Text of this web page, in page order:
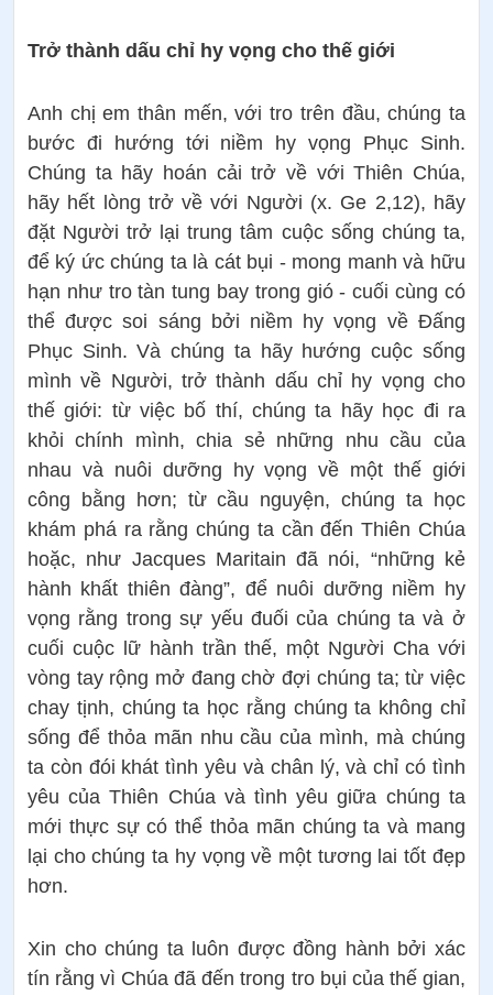
Trở thành dấu chỉ hy vọng cho thế giới
Anh chị em thân mến, với tro trên đầu, chúng ta
bước đi hướng tới niềm hy vọng Phục Sinh.
Chúng ta hãy hoán cải trở về với Thiên Chúa,
hãy hết lòng trở về với Người (x. Ge 2,12), hãy
đặt Người trở lại trung tâm cuộc sống chúng ta,
để ký ức chúng ta là cát bụi - mong manh và hữu
hạn như tro tàn tung bay trong gió - cuối cùng có
thể được soi sáng bởi niềm hy vọng về Đấng
Phục Sinh. Và chúng ta hãy hướng cuộc sống
mình về Người, trở thành dấu chỉ hy vọng cho
thế giới: từ việc bố thí, chúng ta hãy học đi ra
khỏi chính mình, chia sẻ những nhu cầu của
nhau và nuôi dưỡng hy vọng về một thế giới
công bằng hơn; từ cầu nguyện, chúng ta học
khám phá ra rằng chúng ta cần đến Thiên Chúa
hoặc, như Jacques Maritain đã nói, “những kẻ
hành khất thiên đàng”, để nuôi dưỡng niềm hy
vọng rằng trong sự yếu đuối của chúng ta và ở
cuối cuộc lữ hành trần thế, một Người Cha với
vòng tay rộng mở đang chờ đợi chúng ta; từ việc
chay tịnh, chúng ta học rằng chúng ta không chỉ
sống để thỏa mãn nhu cầu của mình, mà chúng
ta còn đói khát tình yêu và chân lý, và chỉ có tình
yêu của Thiên Chúa và tình yêu giữa chúng ta
mới thực sự có thể thỏa mãn chúng ta và mang
lại cho chúng ta hy vọng về một tương lai tốt đẹp
hơn.
Xin cho chúng ta luôn được đồng hành bởi xác
tín rằng vì Chúa đã đến trong tro bụi của thế gian,